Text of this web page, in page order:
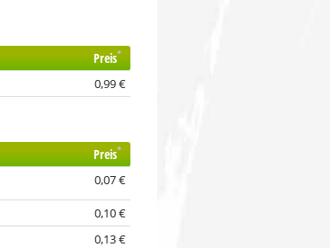
Preis*
0,99 €
Preis*
0,07 €
0,10 €
0,13 €